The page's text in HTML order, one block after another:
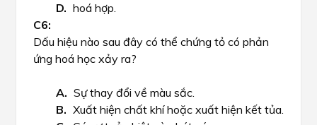
hoá hợp.
Dấu hiệu nào sau đây có thể chứng tỏ có phản
ứng hoá học xảy ra?
Sự thay đổi về màu sắc.
Xuất hiện chất khí hoặc xuất hiện kết tủa.